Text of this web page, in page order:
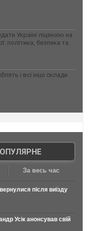
Україні ліцензію на
політика, безпека та
і всі інші склади
За весь час
після виїзду
Усік анонсував свій